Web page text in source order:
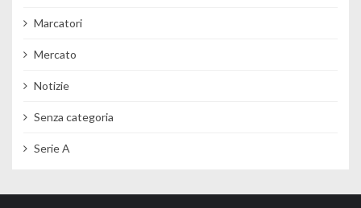
Marcatori
Mercato
Notizie
Senza categoria
Serie A